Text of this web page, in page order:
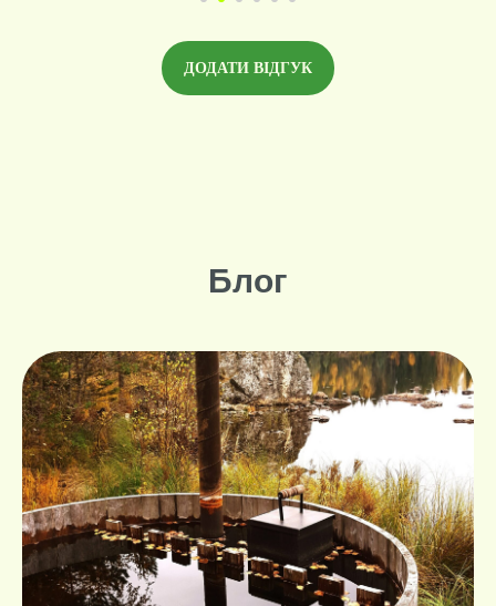
ДОДАТИ ВІДГУК
Блог